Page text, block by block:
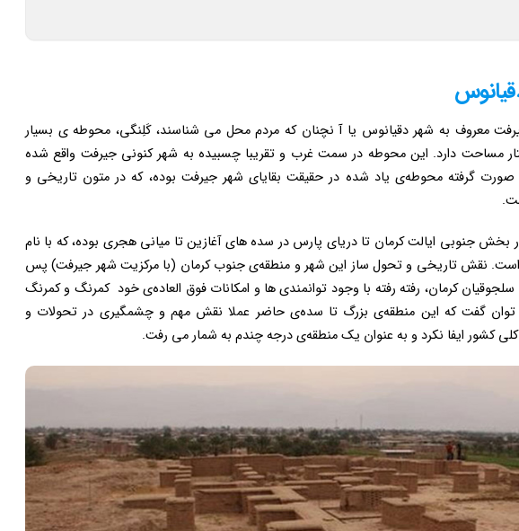
معروف به شهر دقیانوس یا آ نچنان که مردم محل می شناسند، کَلِنگی، محوطه ی بسیار
است که بیش از ۱۲۰۰ هکتار مساحت دارد. این محوطه در سمت غرب و تقریبا چسبیده به شهر کنونی جیرفت واقع شده
گرفته محوطه‌ی یاد شده در حقیقت بقایای شهر جیرفت بوده، که در متون تاریخی و
بخش جنوبی ایالت کرمان تا دریای پارس در سده های آغازین تا میانی هجری بوده، که با نام
نقش تاریخی و تحول ساز این شهر و منطقه‌ی جنوب کرمان (با مرکزیت شهر جیرفت) پس
کرمان، رفته رفته با وجود توانمندی ها و امکانات فوق العاده‌ی خود کمرنگ و کمرنگ
توان گفت که این منطقه‌ی بزرگ تا سده‌ی حاضر عملا نقش مهم و چشمگیری در تحولات و
کلی کشور ایفا نکرد و به عنوان یک منطقه‌ی درجه چندم به شمار می رفت.